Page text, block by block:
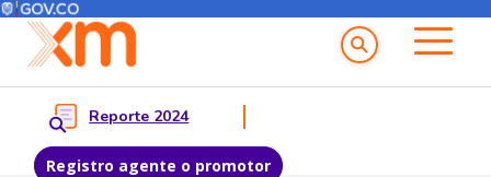
Menú del Usuario
Reporte 2024
Registro agente o promotor
Menu principal